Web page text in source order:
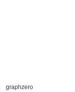
graphzero